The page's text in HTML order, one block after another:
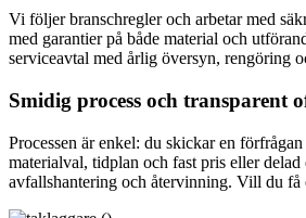
Vi följer branschregler och arbetar med
med garantier på både material och
serviceavtal med årlig översyn, rengöring
Smidig process och transparent
Processen är enkel: du skickar en
materialval, tidplan och fast pris eller
avfallshantering och återvinning. Vill du